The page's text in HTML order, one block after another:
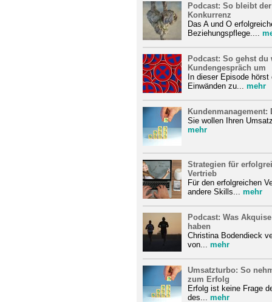
Podcast: So bleibt
Konkurrenz
Das A und O
Beziehungspflege....
Podcast: So gehst
Kundengespräch um
In dieser Episode
Einwänden zu... mehr
Kundenmanagement:
Sie wollen Ihren
mehr
Strategien für
Vertrieb
Für den erfolgreichen
andere Skills... mehr
Podcast: Was
haben
Christina Bodendieck
von... mehr
Umsatzturbo: So
zum Erfolg
Erfolg ist keine Frage
des... mehr